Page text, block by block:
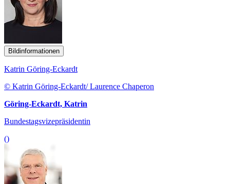
Bildinformationen
Katrin Göring-Eckardt
© Katrin Göring-Eckardt/ Laurence Chaperon
Göring-Eckardt, Katrin
Bundestagsvizepräsidentin
()